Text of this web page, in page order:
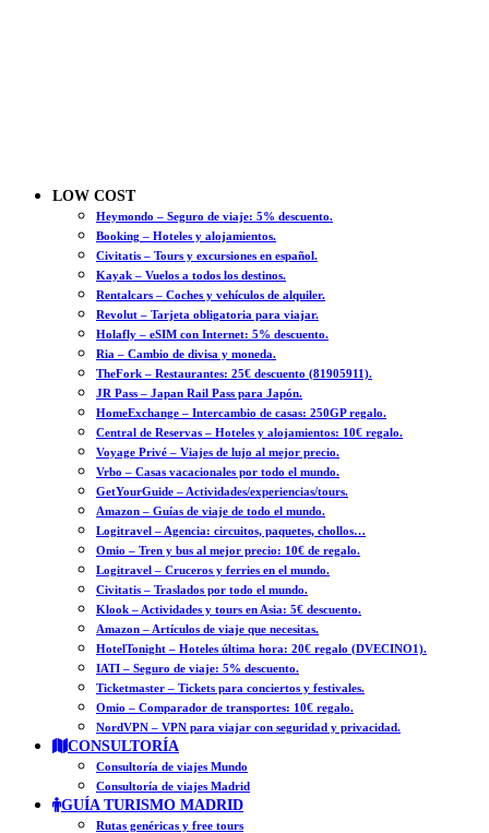
LOW COST
Heymondo – Seguro de viaje: 5% descuento.
Booking – Hoteles y alojamientos.
Civitatis – Tours y excursiones en español.
Kayak – Vuelos a todos los destinos.
Rentalcars – Coches y vehículos de alquiler.
Revolut – Tarjeta obligatoria para viajar.
Holafly – eSIM con Internet: 5% descuento.
Ria – Cambio de divisa y moneda.
TheFork – Restaurantes: 25€ descuento (81905911).
JR Pass – Japan Rail Pass para Japón.
HomeExchange – Intercambio de casas: 250GP regalo.
Central de Reservas – Hoteles y alojamientos: 10€ regalo.
Voyage Privé – Viajes de lujo al mejor precio.
Vrbo – Casas vacacionales por todo el mundo.
GetYourGuide – Actividades/experiencias/tours.
Amazon – Guías de viaje de todo el mundo.
Logitravel – Agencia: circuitos, paquetes, chollos…
Omio – Tren y bus al mejor precio: 10€ de regalo.
Logitravel – Cruceros y ferries en el mundo.
Civitatis – Traslados por todo el mundo.
Klook – Actividades y tours en Asia: 5€ descuento.
Amazon – Artículos de viaje que necesitas.
HotelTonight – Hoteles última hora: 20€ regalo (DVECINO1).
IATI – Seguro de viaje: 5% descuento.
Ticketmaster – Tickets para conciertos y festivales.
Omio – Comparador de transportes: 10€ regalo.
NordVPN – VPN para viajar con seguridad y privacidad.
CONSULTORÍA
Consultoría de viajes Mundo
Consultoría de viajes Madrid
GUÍA TURISMO MADRID
Rutas genéricas y free tours